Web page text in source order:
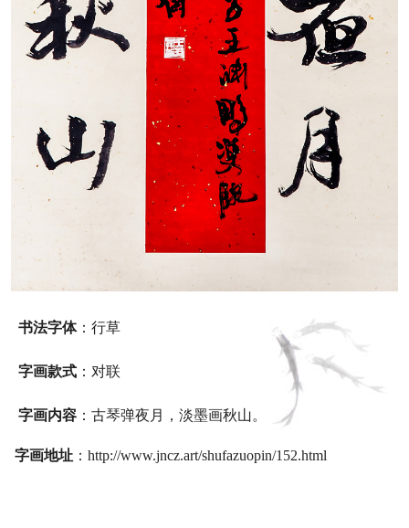
书法字体：行草
字画款式 ：对联
字画内容 ：古琴弹夜月，淡墨画秋山。
字画地址 ：http://www.jncz.art/shufazuopin/152.html